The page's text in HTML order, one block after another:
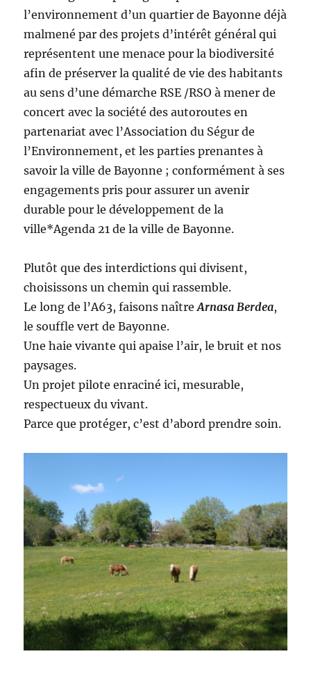
l’environnement d’un quartier de Bayonne déjà
malmené par des projets d’intérêt général qui
représentent une menace pour la biodiversité
afin de préserver la qualité de vie des habitants
au sens d’une démarche RSE /RSO à mener de
concert avec la société des autoroutes en
partenariat avec l’Association du Ségur de
l’Environnement, et les parties prenantes à
savoir la ville de Bayonne ; conformément à ses
engagements pris pour assurer un avenir
durable pour le développement de la
ville*Agenda 21 de la ville de Bayonne.
Plutôt que des interdictions qui divisent,
choisissons un chemin qui rassemble.
Le long de l’A63, faisons naîtreArnasa Berdea,
le souffle vert de Bayonne.
Une haie vivante qui apaise l’air, le bruit et nos
paysages.
Un projet pilote enraciné ici, mesurable,
respectueux du vivant.
Parce que protéger, c’est d’abord prendre soin.